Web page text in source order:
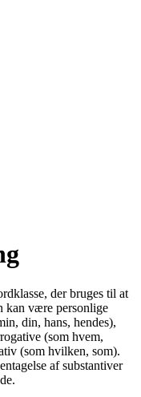
der bruges til at
kan være personlige
din, hans, hendes),
(som hvem,
(som hvilken, som).
af substantiver